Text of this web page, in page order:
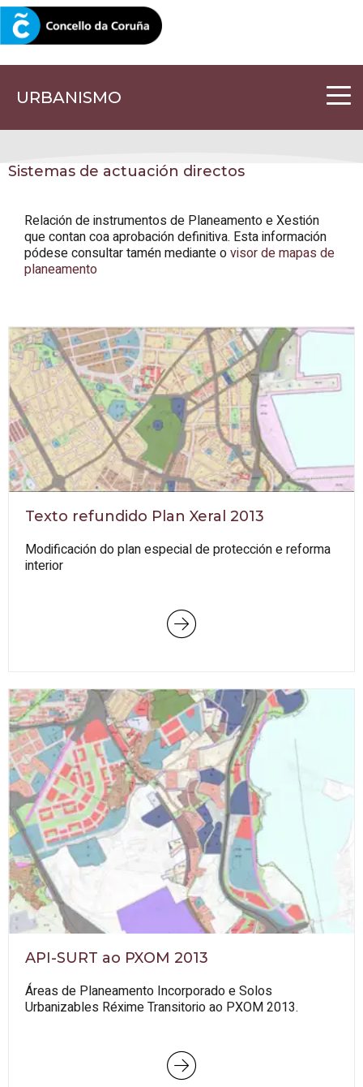
URBANISMO
CORUNA.GAL
Sistemas de actuación directos
Relación de instrumentos de Planeamento e Xestión
que contan coa aprobación definitiva. Esta información
pódese consultar tamén mediante ovisor de mapas de
planeamento
Texto refundido Plan Xeral 2013
Modificación do plan especial de protección e reforma
interior
API-SURT ao PXOM 2013
Áreas de Planeamento Incorporado e Solos
Urbanizables Réxime Transitorio ao PXOM 2013.